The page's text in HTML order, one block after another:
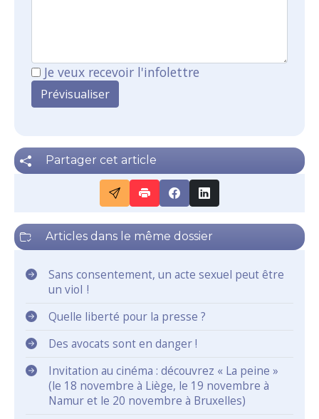
Je veux recevoir l'infolettre
Partager cet article
Articles dans le même dossier
Sans consentement, un acte sexuel peut être
un viol !
Quelle liberté pour la presse ?
Des avocats sont en danger !
Invitation au cinéma : découvrez « La peine »
(le 18 novembre à Liège, le 19 novembre à
Namur et le 20 novembre à Bruxelles)